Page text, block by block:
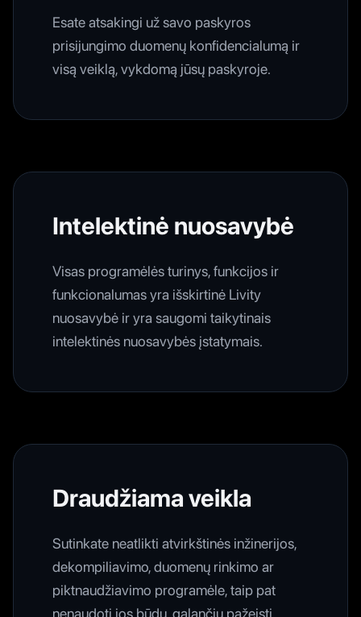
Esate atsakingi už savo paskyros
prisijungimo duomenų konfidencialumą ir
visą veiklą, vykdomą jūsų paskyroje.
Intelektinė nuosavybė
Visas programėlės turinys, funkcijos ir
funkcionalumas yra išskirtinė Livity
nuosavybė ir yra saugomi taikytinais
intelektinės nuosavybės įstatymais.
Draudžiama veikla
Sutinkate neatlikti atvirkštinės inžinerijos,
dekompiliavimo, duomenų rinkimo ar
piktnaudžiavimo programėle, taip pat
nenaudoti jos būdu, galančiu pažeisti,